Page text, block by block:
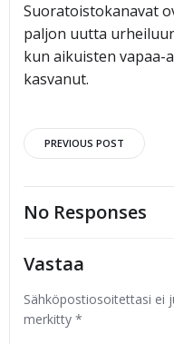
Suoratoistokanavat
paljon uutta
kun aikuisten vapaa-
kasvanut.
Post
PREVIOUS POST
No Responses
Vastaa
Sähköpostiosoitettasi ei
merkitty *